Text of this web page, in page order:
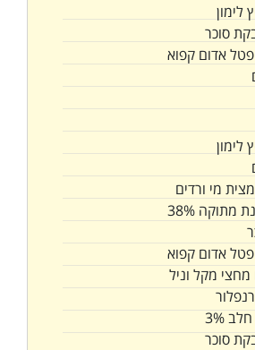
לימון
סוכר
פטל אדום קפוא
לימון
מי ורדים
מתוקה 38%
פטל אדום קפוא
מחצי מקל וניל
חלב 3%
סוכר